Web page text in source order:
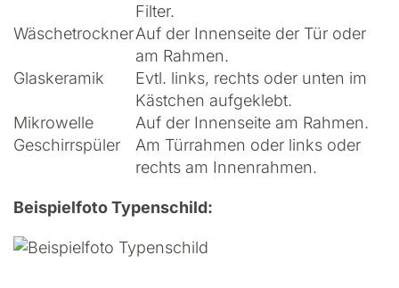
Filter.
WäschetrocknerAuf der Innenseite der Tür oder
am Rahmen.
Glaskeramik
Evtl. links, rechts oder unten im
Kästchen aufgeklebt.
Mikrowelle
Auf der Innenseite am Rahmen.
Geschirrspüler
Am Türrahmen oder links oder
rechts am Innenrahmen.
Beispielfoto Typenschild: